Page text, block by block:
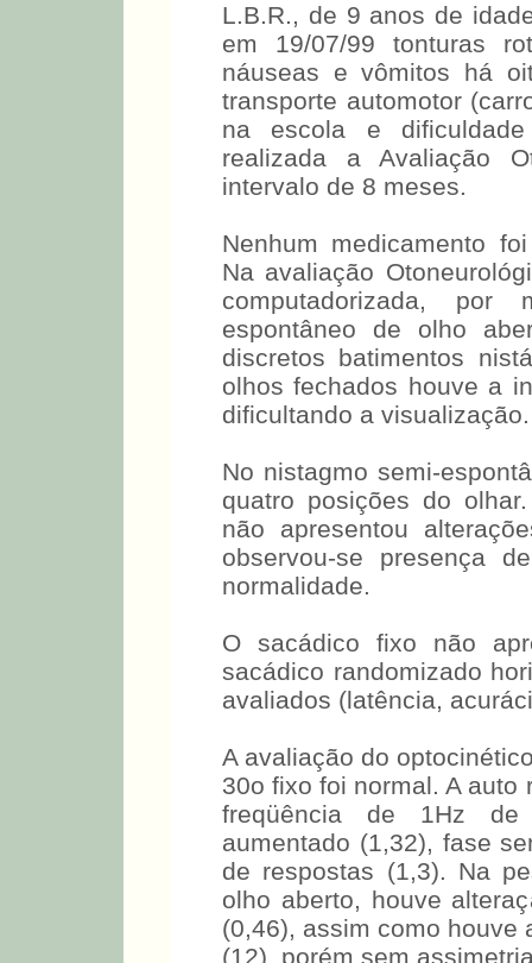
L.B.R., de 9 anos de
em 19/07/99 tonturas
náuseas e vômitos há
transporte automotor
na escola e
realizada a Avaliação
intervalo de 8 meses.
Nenhum medicamento
Na avaliação
computadorizada,
espontâneo de olho
discretos batimentos
olhos fechados houve a
dificultando a visualização.
No nistagmo semi-
quatro posições do
não apresentou
observou-se presença
normalidade.
O sacádico fixo não
sacádico randomizado
avaliados (latência,
A avaliação do
30o fixo foi normal. A
freqüência de 1Hz de
aumentado (1,32), fase
de respostas (1,3). Na
olho aberto, houve
(0,46), assim como houve
(12), porém sem